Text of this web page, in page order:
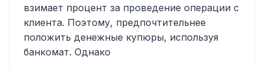
взимает процент за проведение операции с
клиента. Поэтому, предпочтительнее
положить денежные купюры, используя
банкомат. Однако